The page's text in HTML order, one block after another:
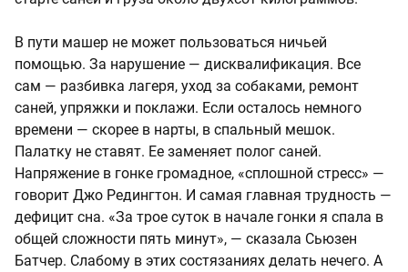
В пути машер не может пользоваться ничьей
помощью. За нарушение — дисквалификация. Все
сам — разбивка лагеря, уход за собаками, ремонт
саней, упряжки и поклажи. Если осталось немного
времени — скорее в нарты, в спальный мешок.
Палатку не ставят. Ее заменяет полог саней.
Напряжение в гонке громадное, «сплошной стресс» —
говорит Джо Редингтон. И самая главная трудность —
дефицит сна. «За трое суток в начале гонки я спала в
общей сложности пять минут», — сказала Сьюзен
Батчер. Слабому в этих состязаниях делать нечего. А